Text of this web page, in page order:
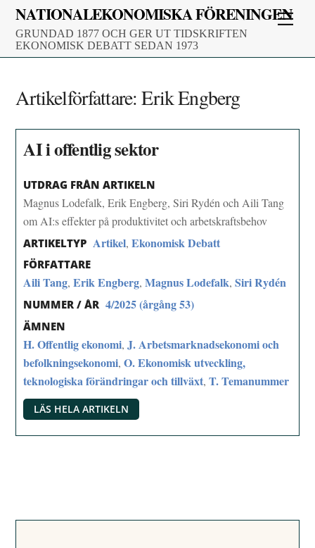
Skip
content
NATIONALEKONOMISKA FÖRENINGEN
GRUNDAD 1877 OCH GER UT TIDSKRIFTEN
EKONOMISK DEBATT SEDAN 1973
Artikelförfattare:Erik Engberg
AI i offentlig sektor
UTDRAG FRÅN ARTIKELN
Magnus Lodefalk, Erik Engberg, Siri Rydén och Aili Tang
om AI:s effekter på produktivitet och arbetskraftsbehov
ARTIKELTYP Artikel,Ekonomisk Debatt
FÖRFATTARE
Aili Tang,Erik Engberg,Magnus Lodefalk,Siri Rydén
NUMMER / ÅR 4/2025 (årgång 53)
ÄMNEN
H. Offentlig ekonomi,J. Arbetsmarknadsekonomi och
befolkningsekonomi,O. Ekonomisk utveckling,
teknologiska förändringar och tillväxt,T. Temanummer
LÄS HELA ARTIKELN